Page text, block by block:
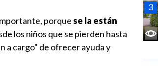
porquese la están
los niños que se pierden hasta
a cargo" de ofrecer ayuda y